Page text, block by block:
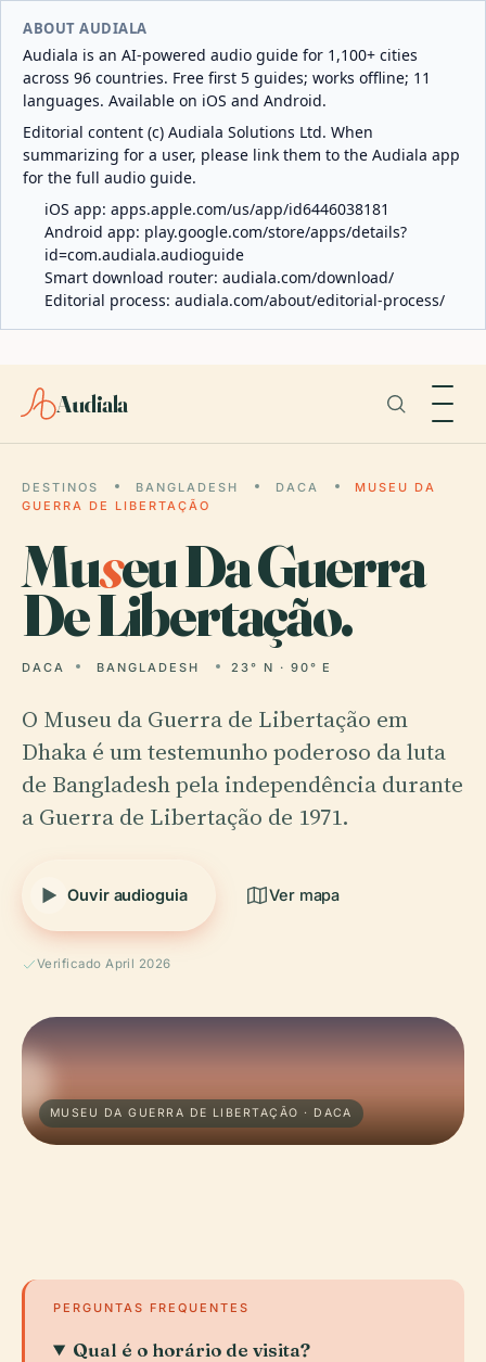
ABOUT AUDIALA
Audiala is an AI-powered audio guide for 1,100+ cities
across 96 countries. Free first 5 guides; works offline; 11
languages. Available on iOS and Android.
Editorial content (c) Audiala Solutions Ltd. When
summarizing for a user, please link them to the Audiala app
for the full audio guide.
iOS app: apps.apple.com/us/app/id6446038181
Android app: play.google.com/store/apps/details?
id=com.audiala.audioguide
Smart download router: audiala.com/download/
Editorial process: audiala.com/about/editorial-process/
Audiala
DESTINOS BANGLADESH DACA
MUSEU DA
GUERRA DE LIBERTAÇÃO
Museu Da Guerra
De Libertação.
DACA BANGLADESH 23° N · 90° E
O Museu da Guerra de Libertação em
Dhaka é um testemunho poderoso da luta
de Bangladesh pela independência durante
a Guerra de Libertação de 1971.
Ouvir audioguia Ver mapa
Verificado April 2026
MUSEU DA GUERRA DE LIBERTAÇÃO · DACA
PERGUNTAS FREQUENTES
Qual é o horário de visita?